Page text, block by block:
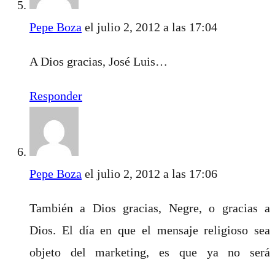
Pepe Boza el julio 2, 2012 a las 17:04
A Dios gracias, José Luis…
Responder
Pepe Boza el julio 2, 2012 a las 17:06
También a Dios gracias, Negre, o gracias a
Dios. El día en que el mensaje religioso sea
objeto del marketing, es que ya no será